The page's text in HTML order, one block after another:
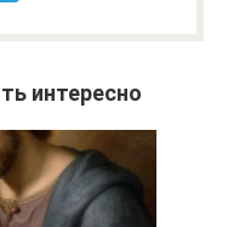
интересно